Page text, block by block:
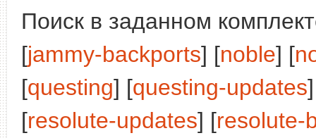
Поиск в заданном
[jammy-backports] [noble] [
[questing] [questing-updates
[resolute-updates] [resolute-